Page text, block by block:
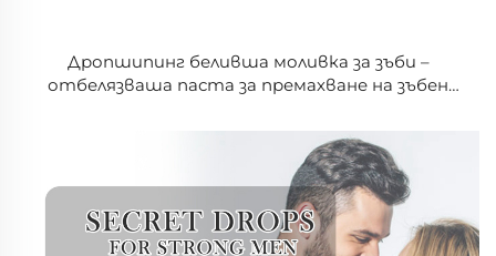
Дропшипинг беливша моливка за зъби –
отбелязваша паста за премахване на зъбен
устна есенция за премахване на петна